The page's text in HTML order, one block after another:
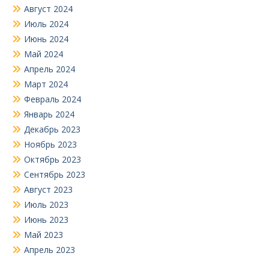
Август 2024
Июль 2024
Июнь 2024
Май 2024
Апрель 2024
Март 2024
Февраль 2024
Январь 2024
Декабрь 2023
Ноябрь 2023
Октябрь 2023
Сентябрь 2023
Август 2023
Июль 2023
Июнь 2023
Май 2023
Апрель 2023